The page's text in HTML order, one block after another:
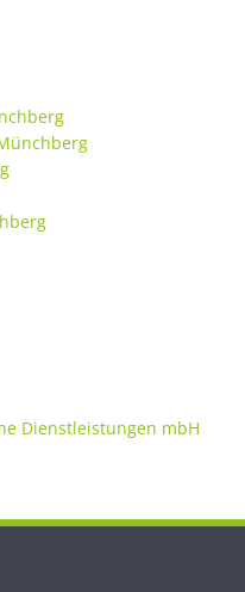
Dienstleistungen mbH